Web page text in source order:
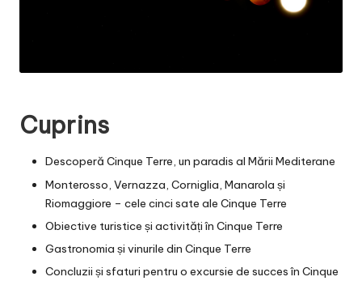
Cuprins
Descoperă Cinque Terre, un paradis al Mării Mediterane
Monterosso, Vernazza, Corniglia, Manarola și
Riomaggiore – cele cinci sate ale Cinque Terre
Obiective turistice și activități în Cinque Terre
Gastronomia și vinurile din Cinque Terre
Concluzii și sfaturi pentru o excursie de succes în Cinque